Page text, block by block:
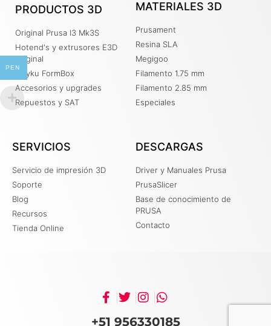
PRODUCTOS 3D
Original Prusa I3 Mk3S
Hotend's y extrusores E3D
Original
Mayku FormBox
Accesorios y upgrades
Repuestos y SAT
MATERIALES 3D
Prusament
Resina SLA
Megigoo
Filamento 1.75 mm
Filamento 2.85 mm
Especiales
SERVICIOS
Servicio de impresión 3D
Soporte
Blog
Recursos
Tienda Online
DESCARGAS
Driver y Manuales Prusa
PrusaSlicer
Base de conocimiento de
PRUSA
Contacto
+51 956330185
PEN